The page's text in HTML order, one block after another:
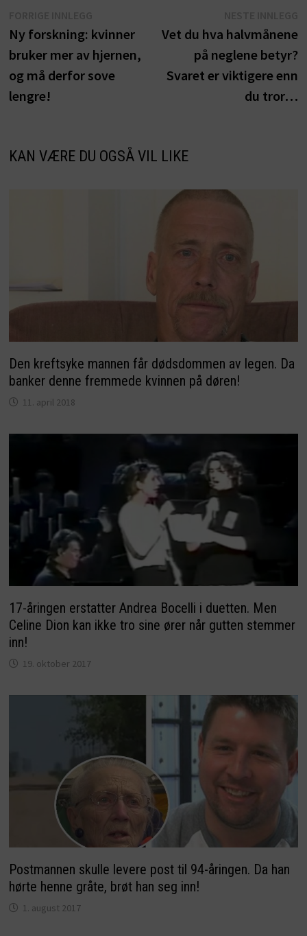
innlegg:
Ny forskning: kvinner
bruker mer av hjernen,
og må derfor sove
lengre!
Vet du hva halvmånene
på neglene betyr?
Svaret er viktigere enn
du tror…
KAN VÆRE DU OGSÅ VIL LIKE
Den kreftsyke mannen får dødsdommen av legen. Da
banker denne fremmede kvinnen på døren!
11. april 2018
17-åringen erstatter Andrea Bocelli i duetten. Men
Celine Dion kan ikke tro sine ører når gutten stemmer
inn!
19. oktober 2017
Postmannen skulle levere post til 94-åringen. Da han
hørte henne gråte, brøt han seg inn!
1. august 2017